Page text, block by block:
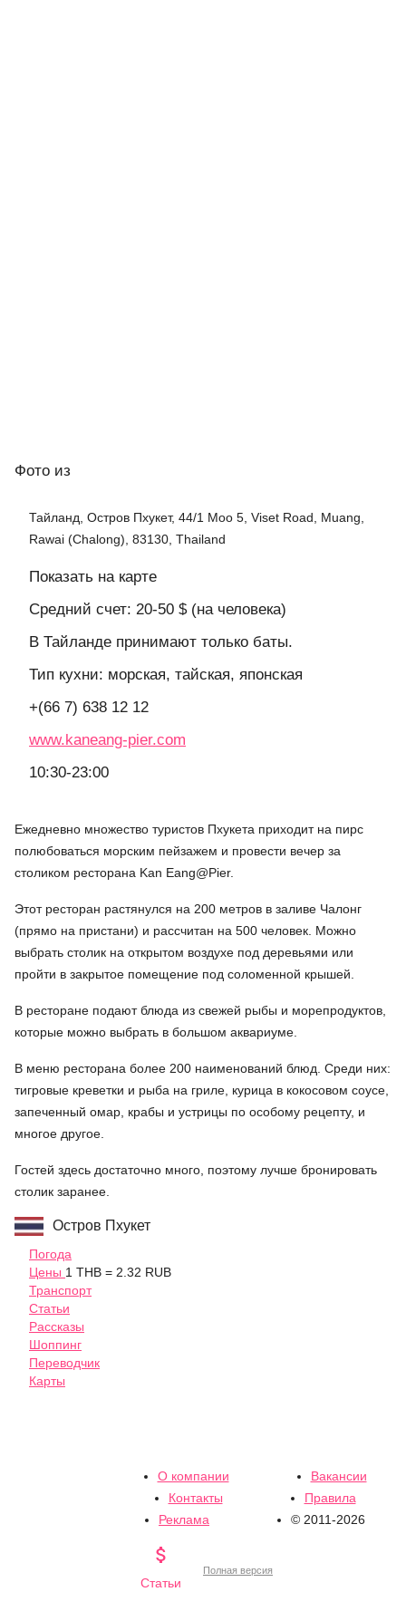
Фото из
Тайланд, Остров Пхукет, 44/1 Moo 5, Viset Road, Muang,
Rawai (Chalong), 83130, Thailand
Показать на карте
Средний счет: 20-50 $ (на человека)
В Тайланде принимают только баты.
Тип кухни: морская, тайская, японская
+(66 7) 638 12 12
www.kaneang-pier.com
10:30-23:00
Ежедневно множество туристов Пхукета приходит на пирс
полюбоваться морским пейзажем и провести вечер за
столиком ресторана Kan Eang@Pier.
Этот ресторан растянулся на 200 метров в заливе Чалонг
(прямо на пристани) и рассчитан на 500 человек. Можно
выбрать столик на открытом воздухе под деревьями или
пройти в закрытое помещение под соломенной крышей.
В ресторане подают блюда из свежей рыбы и морепродуктов,
которые можно выбрать в большом аквариуме.
В меню ресторана более 200 наименований блюд. Среди них:
тигровые креветки и рыба на гриле, курица в кокосовом соусе,
запеченный омар, крабы и устрицы по особому рецепту, и
многое другое.
Гостей здесь достаточно много, поэтому лучше бронировать
столик заранее.
Остров Пхукет
Погода
Цены 1 THB = 2.32 RUB
Транспорт
Статьи
Рассказы
Шоппинг
Переводчик
Карты
О компании
Вакансии
Контакты
Правила
Реклама
© 2011-2026

Статьи
Полная версия